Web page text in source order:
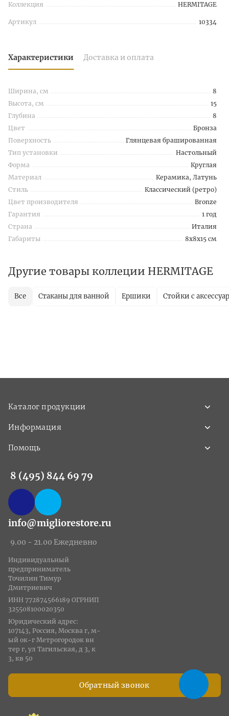
Коллекция HERMITAGE
Артикул 10334
Характеристики Доставка и оплата
Ширина, см
8
Высота, см
15
Глубина
8
Цвет
Бронза
Поверхность
Глянцевая брашированная
Тип установки
Настольный
Форма
Круглая
Материал
Керамика, Латунь
Стиль
Классический (ретро)
Цвет производителя
Bronze
Гарантия
1 год
Страна
Италия
Габариты
8x8x15 см
Другие товары коллеции HERMITAGE
Все Стаканы для ванной Ершики Стойки с
Каталог продукции
Информация
Помощь
8 (495) 844 69 79
info@migliorestore.ru
9.00 - 21.00 Ежедневно
Обратный звонок
Индивидуальный
предприниматель
Точилин Тимур
Дмитриевич
ИНН 772874566189 ОГРНИП
325508100020350
Юридический адрес:
107143, Россия, Москва г, м-
ый ок-г Метрогородок вн
тер г, ул Тагильская, д 3, к
3, кв 50